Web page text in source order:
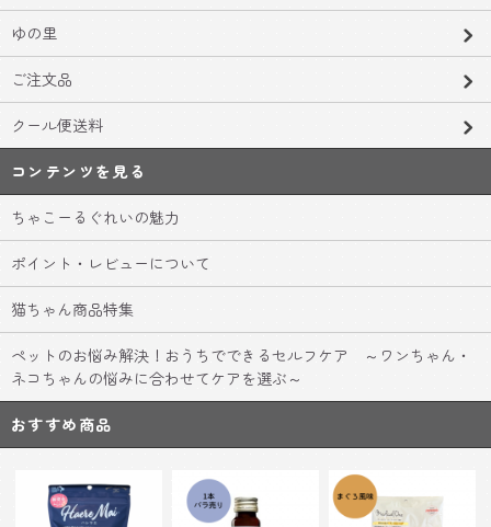
ゆの里
ご注文品
クール便送料
コンテンツを見る
ちゃこーるぐれいの魅力
ポイント・レビューについて
猫ちゃん商品特集
ペットのお悩み解決！おうちでできるセルフケア ～ワンちゃん・
ネコちゃんの悩みに合わせてケアを選ぶ～
おすすめ商品